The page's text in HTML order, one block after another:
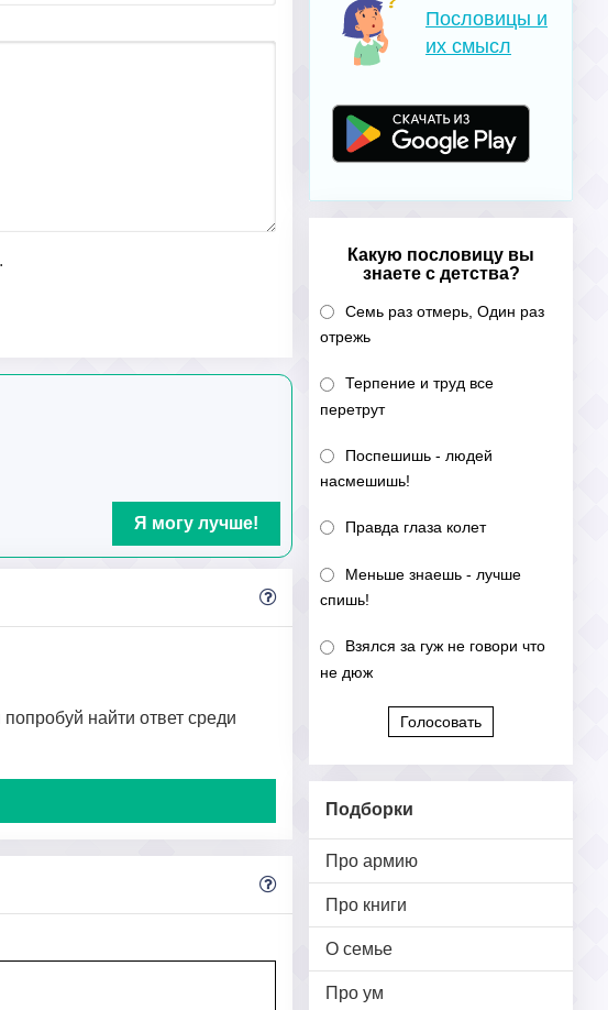
Пословицы и
их смысл
Какую пословицу вы
знаете с детства?
Семь раз отмерь, Один раз
отрежь
Терпение и труд все
перетрут
Поспешишь - людей
насмешишь!
Правда глаза колет
Меньше знаешь - лучше
спишь!
Взялся за гуж не говори что
не дюж
Голосовать
Подборки
Про армию
Про книги
О семье
Про ум
Я могу лучше!
найти ответ среди